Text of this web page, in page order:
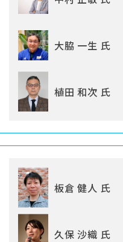
大脇 一生 氏
植田 和次 氏
板倉 健人 氏
久保 沙織 氏